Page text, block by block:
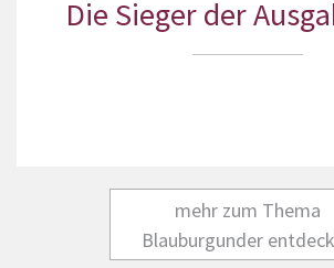
Die Sieger der
mehr zum Thema
Blauburgunder